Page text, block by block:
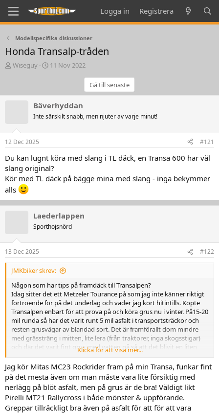
Logga in Registrera
Modellspecifika diskussioner
Honda Transalp-tråden
T
a
r
e
r
Wiseguy
S
d
a
e
11 Nov 2022
Gå till senaste
Bäverhyddan
Inte särskilt snabb, men njuter av varje minut!
12 Dec 2025 #121
Du kan lugnt köra med slang i TL däck, en Transa 600 har väl
slang original?
Kör med TL däck på bägge mina med slang - inga bekymmer
alls
Laederlappen
Sporthojsnörd
13 Dec 2025 #122
JMKbiker skrev:
Någon som har tips på framdäck till Transalpen?
Idag sitter det ett Metzeler Tourance på som jag inte känner riktigt
förtroende för på det underlag och väder jag kört hitintills. Köpte
Transalpen enbart för att prova på och köra grus nu i vinter. På15-20
mil runda så har det varit runt 5 mil asfalt i transportsträckor och
resten grusvägar av blandad sort. Det är framförallt dom mindre
med grässträng i mitten, lite lera (från traktorer, inga skogsstigar)
och där det varit fint grus med vatten på så att det blivit en liten
sörja ovanpå där jag känt att det blivit mer spännande än önskvärt
ibland. Har bara blivit 2 rundor men om det fortsätter att vara
barmark och plus så ska jag försöka komma ut en gång i veckan
och fokus kommer fortsatt vara grus enligt ovan. Försakar alltså
gärna asfaltsegenskaper mot att vinna egenskaper för det andra.
Klicka för att visa mer...
Jag kör Mitas MC23 Rockrider fram på min Transa, funkar fint
på det mesta även om man måste vara lite försiktig med
nerlägg på blöt asfalt, men på grus är de bra! Väldigt likt
Pirelli MT21 Rallycross i både mönster & uppförande.
Greppar tillräckligt bra även på asfalt för att för att vara